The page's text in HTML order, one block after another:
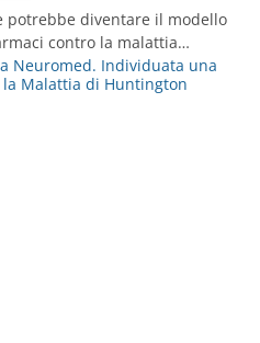
potrebbe diventare il modello
contro la malattia…
Neuromed. Individuata una
Malattia di Huntington